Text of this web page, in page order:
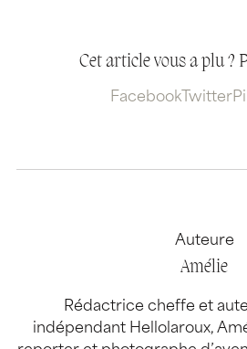
Cet article vous a plu ?
Facebook Twitter
Auteure
Amélie
Rédactrice cheffe et
indépendant Hellolaroux,